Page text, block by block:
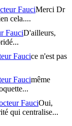
FauciMerci Dr
cela....
FauciD'ailleurs,
Faucice n'est pas
Faucimême
FauciOui,
qui centralise...